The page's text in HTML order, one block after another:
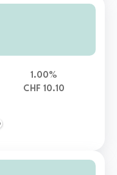
1.00%
CHF 10.10